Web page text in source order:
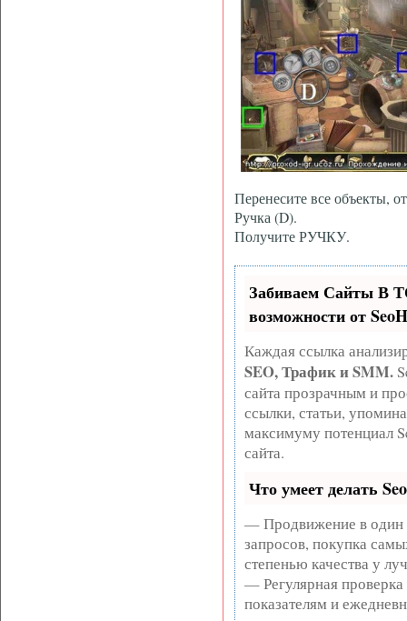
Перенесите все объекты,
Ручка (D).
Получите РУЧКУ.
Забиваем Сайты В
возможности от
Каждая ссылка
SEO, Трафик и SMM.
сайта прозрачным и
ссылки, статьи,
максимуму потенциал
сайта.
Что умеет делать
— Продвижение в один
запросов, покупка
степенью качества у
— Регулярная проверка
показателям и